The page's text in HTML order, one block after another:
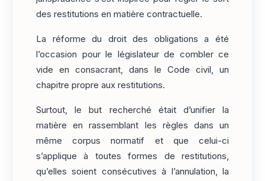
des restitutions en matière contractuelle.
La réforme du droit des obligations a été
l’occasion pour le législateur de combler ce
vide en consacrant, dans le Code civil, un
chapitre propre aux restitutions.
Surtout, le but recherché était d’unifier la
matière en rassemblant les règles dans un
même corpus normatif et que celui-ci
s’applique à toutes formes de restitutions,
qu’elles soient consécutives à l’annulation, la